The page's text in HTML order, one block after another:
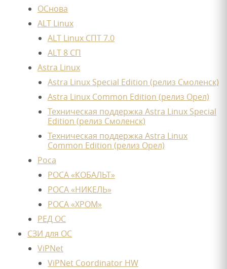
ОСнова
ALT Linux
ALT Linux СПТ 7.0
ALT 8 СП
Astra Linux
Astra Linux Special Edition (релиз Смоленск)
Astra Linux Common Edition (релиз Орел)
Техническая поддержка Astra Linux Special
Edition (релиз Смоленск)
Техническая поддержка Astra Linux
Common Edition (релиз Орел)
Роса
РОСА «КОБАЛЬТ»
РОСА «НИКЕЛЬ»
РОСА «ХРОМ»
РЕД ОС
СЗИ для ОС
ViPNet
ViPNet Coordinator HW